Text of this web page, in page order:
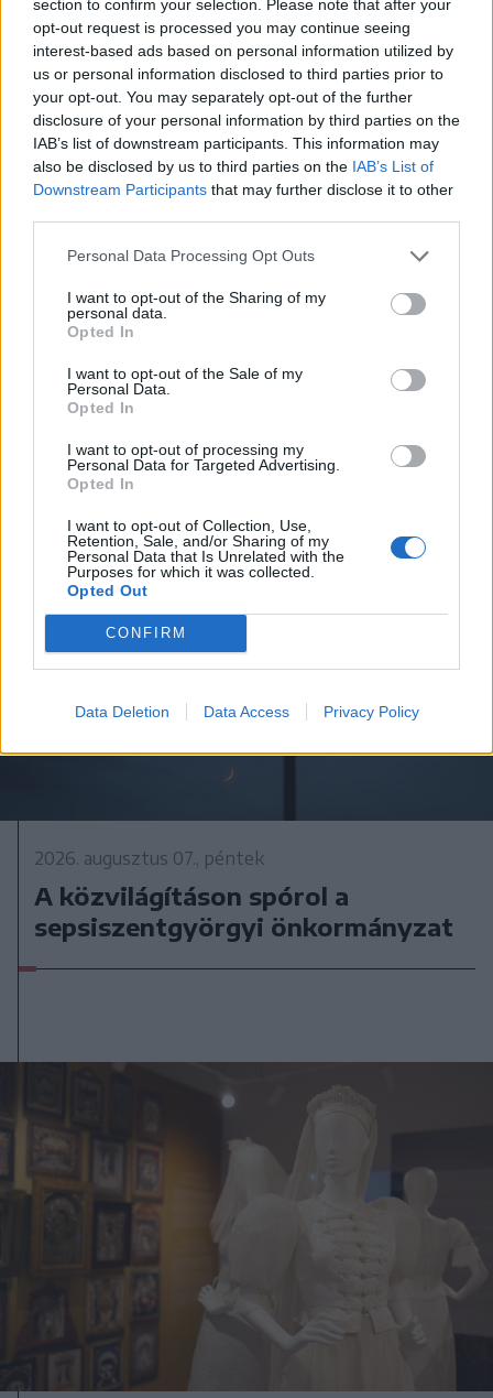
section to confirm your selection. Please note that after your
opt-out request is processed you may continue seeing
interest-based ads based on personal information utilized by
us or personal information disclosed to third parties prior to
your opt-out. You may separately opt-out of the further
disclosure of your personal information by third parties on the
IAB’s list of downstream participants. This information may
also be disclosed by us to third parties on the IAB’s List of
Downstream Participants that may further disclose it to other
Personal Data Processing Opt Outs
I want to opt-out of the Sharing of my
personal data.
Opted In
I want to opt-out of the Sale of my
Personal Data.
Opted In
I want to opt-out of processing my
Personal Data for Targeted Advertising.
Opted In
I want to opt-out of Collection, Use,
Retention, Sale, and/or Sharing of my
Personal Data that Is Unrelated with the
Purposes for which it was collected.
Opted Out
CONFIRM
Data Deletion Data Access Privacy Policy
Székely Sport
Stabil védekezés és
céltudatos támadás – így
készült a Farul ellen az FK
Nőileg
A rovat további cikkei
2026. augusztus 07., péntek
A közvilágításon spórol a
sepsiszentgyörgyi önkormányzat